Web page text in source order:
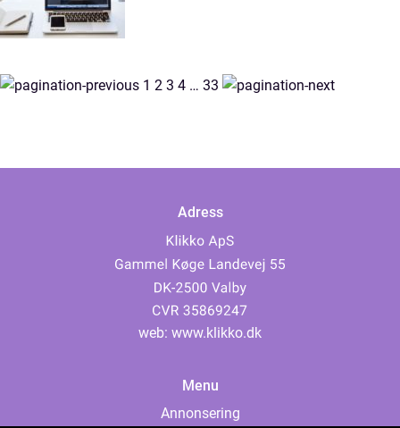
1 2 3 4 … 33
Adress
web: www.klikko.dk
Menu
Annonsering